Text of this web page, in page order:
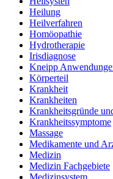
Heilung
Heilverfahren
Homöopathie
Hydrotherapie
Irisdiagnose
Kneipp
Körperteil
Krankheit
Krankheiten
Krankheitsgründe
Krankheitssymptome
Massage
Medikamente und
Medizin
Medizin Fachgebiete
Medizinsystem